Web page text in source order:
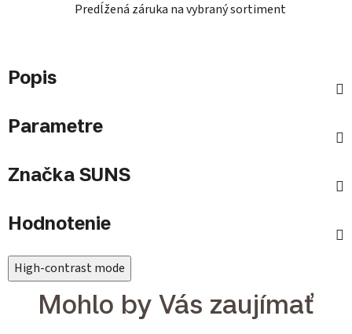
Predĺžená záruka na vybraný sortiment
Popis
Parametre
Značka SUNS
Hodnotenie
High-contrast mode
Mohlo by Vás zaujímať